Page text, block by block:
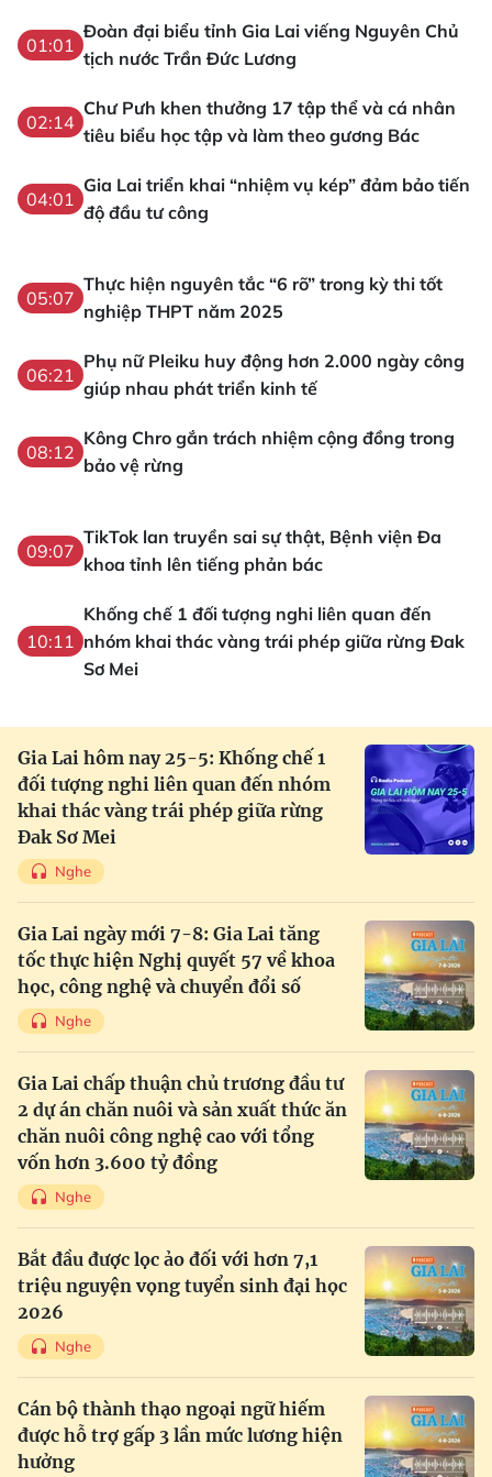
01:01
Đoàn đại biểu tỉnh Gia Lai viếng Nguyên Chủ
tịch nước Trần Đức Lương
02:14
Chư Pưh khen thưởng 17 tập thể và cá nhân
tiêu biểu học tập và làm theo gương Bác
04:01
Gia Lai triển khai “nhiệm vụ kép” đảm bảo tiến
độ đầu tư công
05:07
Thực hiện nguyên tắc “6 rõ” trong kỳ thi tốt
nghiệp THPT năm 2025
06:21
Phụ nữ Pleiku huy động hơn 2.000 ngày công
giúp nhau phát triển kinh tế
08:12
Kông Chro gắn trách nhiệm cộng đồng trong
bảo vệ rừng
09:07
TikTok lan truyền sai sự thật, Bệnh viện Đa
khoa tỉnh lên tiếng phản bác
10:11
Khống chế 1 đối tượng nghi liên quan đến
nhóm khai thác vàng trái phép giữa rừng Đak
Sơ Mei
Gia Lai hôm nay 25-5: Khống chế 1
đối tượng nghi liên quan đến nhóm
khai thác vàng trái phép giữa rừng
Đak Sơ Mei
Nghe
Gia Lai ngày mới 7-8: Gia Lai tăng
tốc thực hiện Nghị quyết 57 về khoa
học, công nghệ và chuyển đổi số
Nghe
Gia Lai chấp thuận chủ trương đầu tư
2 dự án chăn nuôi và sản xuất thức ăn
chăn nuôi công nghệ cao với tổng
vốn hơn 3.600 tỷ đồng
Nghe
Bắt đầu được lọc ảo đối với hơn 7,1
triệu nguyện vọng tuyển sinh đại học
2026
Nghe
Cán bộ thành thạo ngoại ngữ hiếm
được hỗ trợ gấp 3 lần mức lương hiện
hưởng